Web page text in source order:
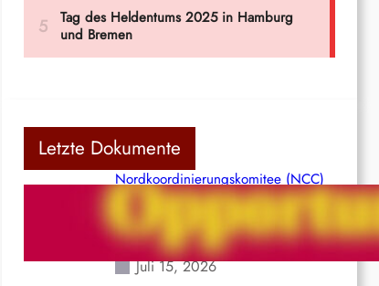
Letzte Dokumente
Nordkoordinierungskomitee (NCC)
der Kommunistischen Partei Indiens
(Maoistisch): Postmoderner
Opportunismus
Juli 15, 2026